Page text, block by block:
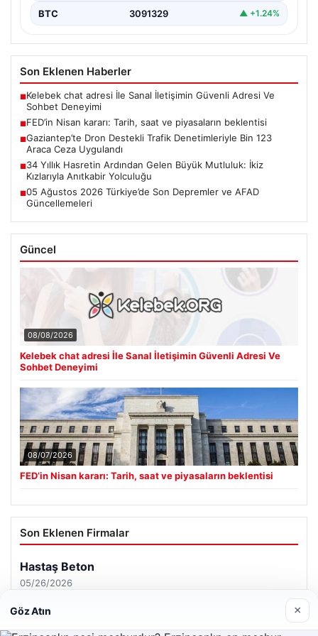
BTC 3091329 ▲ +1.24%
Son Eklenen Haberler
■Kelebek chat adresi İle Sanal İletişimin Güvenli Adresi Ve
Sohbet Deneyimi
■FED’in Nisan kararı: Tarih, saat ve piyasaların beklentisi
■Gaziantep’te Dron Destekli Trafik Denetimleriyle Bin 123
Araca Ceza Uygulandı
■34 Yıllık Hasretin Ardından Gelen Büyük Mutluluk: İkiz
Kızlarıyla Anıtkabir Yolculuğu
■05 Ağustos 2026 Türkiye’de Son Depremler ve AFAD
Güncellemeleri
Güncel
08/08/2026
Kelebek chat adresi İle Sanal İletişimin Güvenli Adresi Ve
Sohbet Deneyimi
08/07/2026
FED’in Nisan kararı: Tarih, saat ve piyasaların beklentisi
Son Eklenen Firmalar
Hastaş Beton
05/26/2026
Göz Atın ×